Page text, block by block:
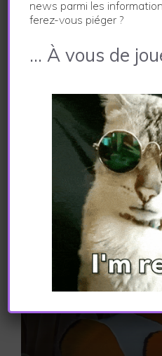
Aude WTFake,
Projet A Un
24 février 2023
news parmi les
ferez-vous piéger ?
… À vous de